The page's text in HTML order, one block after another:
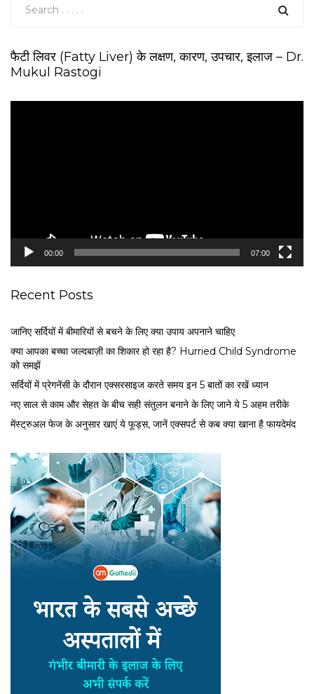
फैटी लिवर (Fatty Liver) के लक्षण, कारण, उपचार, इलाज – Dr.
Mukul Rastogi
00:00 07:00
Recent Posts
जानिए सर्दियों में बीमारियों से बचने के लिए क्या उपाय अपनाने चाहिए
क्या आपका बच्चा जल्दबाज़ी का शिकार हो रहा है? Hurried Child Syndrome
को समझें
सर्द‍ियों में प्रेगनेंसी के दौरान एक्सरसाइज करते समय इन 5 बातों का रखें ध्यान
नए साल से काम और सेहत के बीच सही संतुलन बनाने के लिए जाने ये 5 अहम तरीके
मेंस्ट्रुअल फेज के अनुसार खाएं ये फूड्स, जानें एक्सपर्ट से कब क्या खाना है फायदेमंद